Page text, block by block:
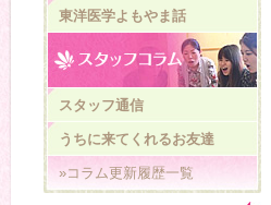
東洋医学よもやま話
スタッフ通信
うちに来てくれるお友達
»コラム更新履歴一覧